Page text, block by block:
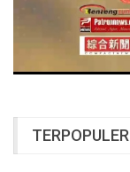
TERPOPULER